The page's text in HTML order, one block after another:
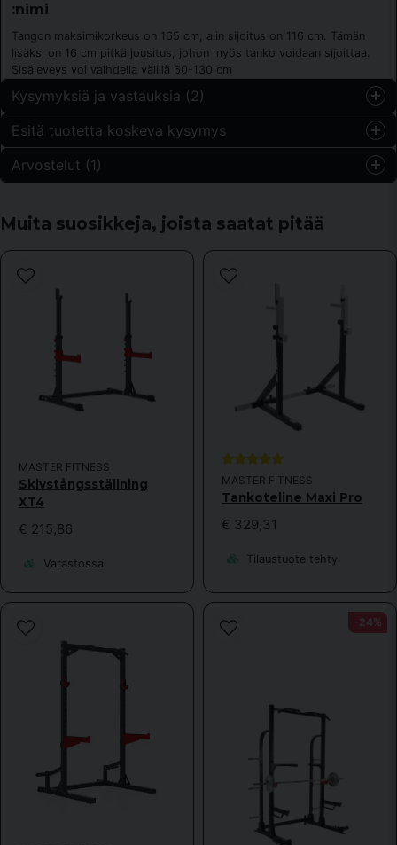
:nimi
Tangon maksimikorkeus on 165 cm, alin sijoitus on 116 cm. Tämän
lisäksi on 16 cm pitkä jousitus, johon myös tanko voidaan sijoittaa.
Sisäleveys voi vaihdella välillä 60-130 cm
Kysymyksiä ja vastauksia (2)
Shokria kysyi 11 kuukautta sitten
Vilk mått LBH har Master Skivstångsställning? Kn man
Kauppa vastasi
Mats kysyi 1 vuosi sitten
Kauppa vastasi
Övre 150 kg
Esitä tuotetta koskeva kysymys
question
Kysy meiltä jotain tästä tuotteesta...
name
Nimi
Sähköpostiosoite
Lähetä kysymys
Arvostelut (1)
Robban
6 vuotta sitten
Bra kvalitet. Snabb leverans.
Muita suosikkeja, joista saatat pitää
MASTER FITNESS
Skivstångsställning
XT4
€ 215,86
Varastossa
MASTER FITNESS
Tankoteline Maxi Pro
€ 329,31
Tilaustuote tehty
-24%